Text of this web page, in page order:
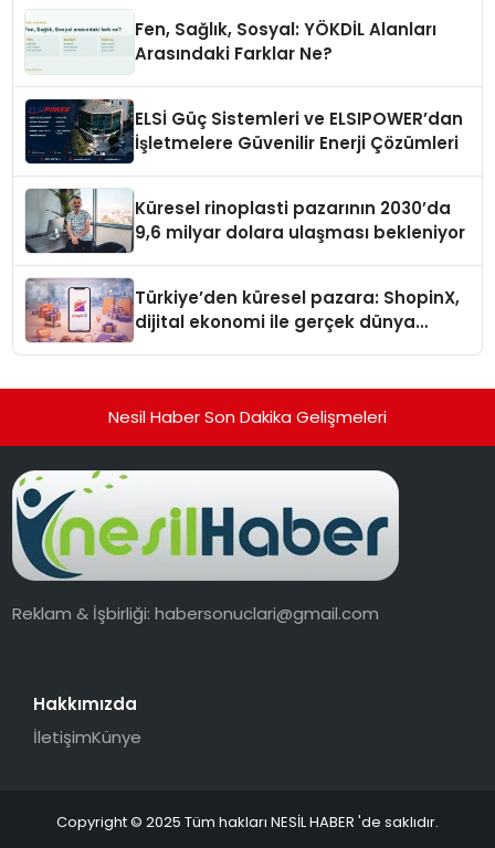
Fen, Sağlık, Sosyal: YÖKDİL Alanları
Arasındaki Farklar Ne?
ELSİ Güç Sistemleri ve ELSIPOWER’dan
İşletmelere Güvenilir Enerji Çözümleri
Küresel rinoplasti pazarının 2030’da
9,6 milyar dolara ulaşması bekleniyor
Türkiye’den küresel pazara: ShopinX,
dijital ekonomi ile gerçek dünya
Nesil Haber Son Dakika Gelişmeleri
Reklam & İşbirliği:habersonuclari@gmail.com
Hakkımızda
İletişimKünye
Copyright © 2025 Tüm hakları NESİL HABER 'de saklıdır.